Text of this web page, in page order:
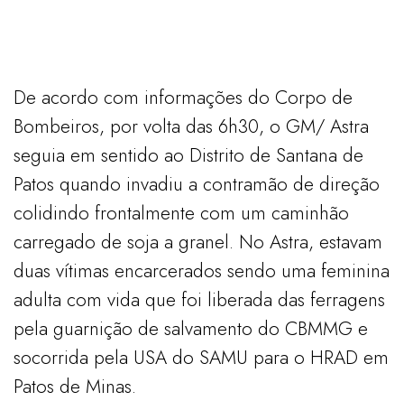
De acordo com informações do Corpo de
Bombeiros, por volta das 6h30, o GM/ Astra
seguia em sentido ao Distrito de Santana de
Patos quando invadiu a contramão de direção
colidindo frontalmente com um caminhão
carregado de soja a granel. No Astra, estavam
duas vítimas encarcerados sendo uma feminina
adulta com vida que foi liberada das ferragens
pela guarnição de salvamento do CBMMG e
socorrida pela USA do SAMU para o HRAD em
Patos de Minas.